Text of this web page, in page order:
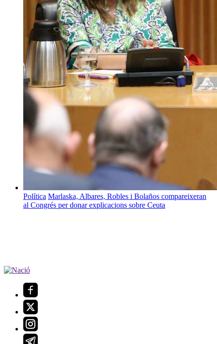
Política Marlaska, Albares, Robles i Bolaños compareixeran
al Congrés per donar explicacions sobre Ceuta